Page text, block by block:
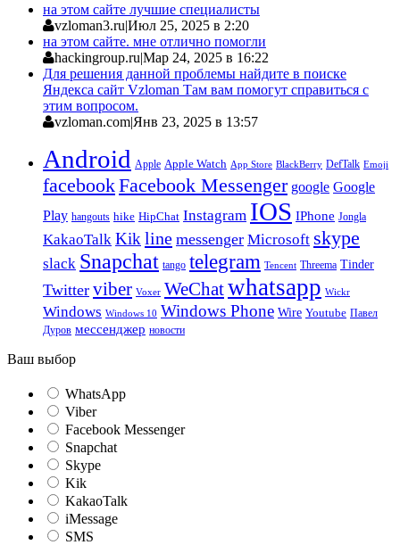
на этом сайте лучшие специалисты
vzloman3.ru|Июл 25, 2025 в 2:20
на этом сайте. мне отлично помогли
hackingroup.ru|Мар 24, 2025 в 16:22
Для решения данной проблемы найдите в поиске
Яндекса сайт Vzloman Там вам помогут справиться с
этим вопросом.
vzloman.com|Янв 23, 2025 в 13:57
Android Apple Apple Watch App Store BlackBerry DefTalk Emoji
facebookFacebook Messenger google Google
Play hangouts hike HipChat Instagram IOS IPhone Jongla
KakaoTalk Kik line messenger Microsoft skype
slack Snapchat tango telegram Tencent Threema Tinder
Twitter viber Voxer WeChatwhatsapp Wickr
Windows Windows 10 Windows Phone Wire Youtube Павел
Дуров мессенджер новости
Ваш выбор
WhatsApp
Viber
Facebook Messenger
Snapchat
Skype
Kik
KakaoTalk
iMessage
SMS